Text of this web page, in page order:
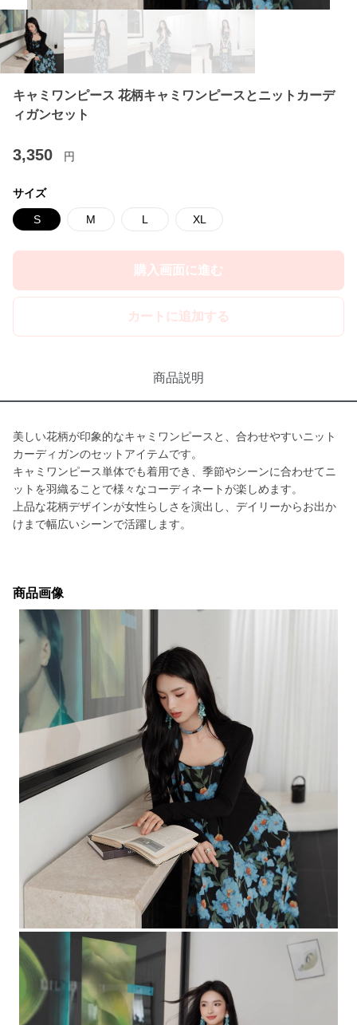
キャミワンピース 花柄キャミワンピースとニットカーデ
ィガンセット
3,350 円
サイズ
S M L XL
購入画面に進む
カートに追加する
商品説明
美しい花柄が印象的なキャミワンピースと、合わせやすいニット
カーディガンのセットアイテムです。
キャミワンピース単体でも着用でき、季節やシーンに合わせてニ
ットを羽織ることで様々なコーディネートが楽しめます。
上品な花柄デザインが女性らしさを演出し、デイリーからお出か
けまで幅広いシーンで活躍します。
商品画像